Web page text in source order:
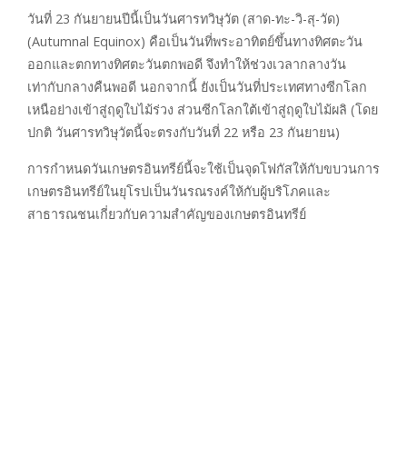
วันที่ 23 กันยายนปีนี้เป็นวันศารทวิษุวัต (สาด-ทะ-วิ-สุ-วัด)
(Autumnal Equinox) คือเป็นวันที่พระอาทิตย์ขึ้นทางทิศตะวัน
ออกและตกทางทิศตะวันตกพอดี จึงทำให้ช่วงเวลากลางวัน
เท่ากับกลางคืนพอดี นอกจากนี้ ยังเป็นวันที่ประเทศทางซีกโลก
เหนือย่างเข้าสู่ฤดูใบไม้ร่วง ส่วนซีกโลกใต้เข้าสู่ฤดูใบไม้ผลิ (โดย
ปกติ วันศารทวิษุวัตนี้จะตรงกับวันที่ 22 หรือ 23 กันยายน)
การกำหนดวันเกษตรอินทรีย์นี้จะใช้เป็นจุดโฟกัสให้กับขบวนการ
เกษตรอินทรีย์ในยุโรปเป็นวันรณรงค์ให้กับผู้บริโภคและ
สาธารณชนเกี่ยวกับความสำคัญของเกษตรอินทรีย์